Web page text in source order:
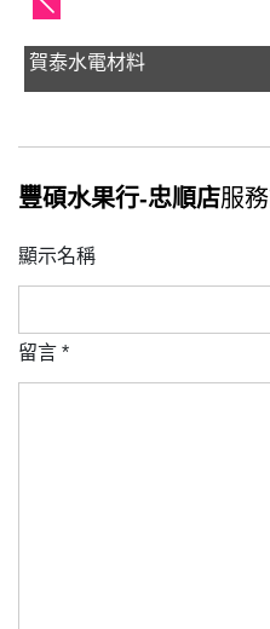
賀泰水電材料
豐碩水果行-忠順店服
顯示名稱
留言 *